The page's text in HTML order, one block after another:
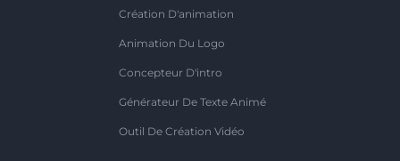
Création D'animation
Animation Du Logo
Concepteur D'intro
Générateur De Texte Animé
Outil De Création Vidéo